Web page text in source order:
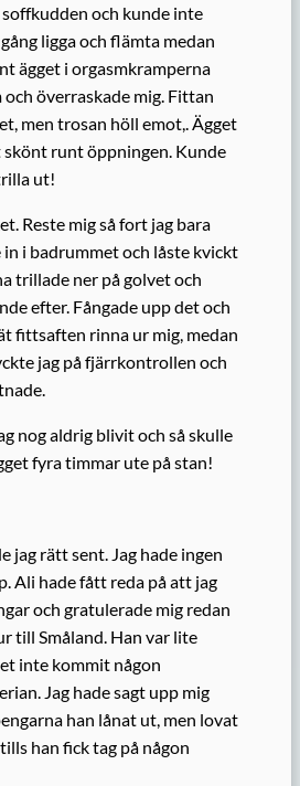
och kunde inte
ligga och flämta medan
ägget i orgasmkramperna
överraskade mig. Fittan
men trosan höll emot,. Ägget
runt öppningen. Kunde
ut!
Reste mig så fort jag bara
in i badrummet och låste kvickt
trillade ner på golvet och
efter. Fångade upp det och
fittsaften rinna ur mig, medan
jag på fjärrkontrollen och
nog aldrig blivit och så skulle
fyra timmar ute på stan!
jag rätt sent. Jag hade ingen
Ali hade fått reda på att jag
och gratulerade mig redan
till Småland. Han var lite
inte kommit någon
Jag hade sagt upp mig
han lånat ut, men lovat
han fick tag på någon